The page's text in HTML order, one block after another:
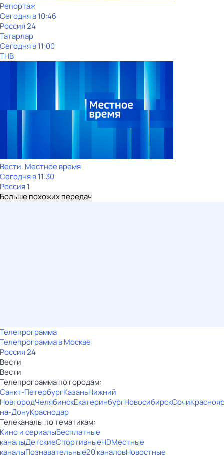
Репортаж
Сегодня в 10:46
Россия 24
Татарлар
Сегодня в 11:00
ТНВ
Вести. Местное время
Сегодня в 11:30
Россия 1
Больше похожих передач
Телепрограмма
Телепрограмма в Москве
Россия 24
Вести
Вести
Телепрограмма по городам:
Санкт-ПетербургКазаньНижний
НовгородЧелябинскЕкатеринбургНовосибирскСочи
на-ДонуКраснодар
Телеканалы по тематикам:
Кино и сериалыБесплатные
каналыДетскиеСпортивныеHDМестные
каналыПознавательные20 каналовНовостные